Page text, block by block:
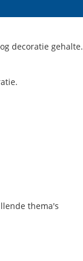
decoratie gehalte.
thema's